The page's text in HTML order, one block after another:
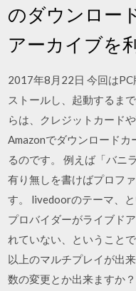
のダウンロー
アーカイブを
2017年8月22日 今回は
ストールし、起動するま
らは、クレジットカード
Amazonでダウンロードカ
るのです。 例えば「バニ
有り無しを書けばプロフ
す。 livedoorのテーマ、
プロバイダーがライブド
れていない、ということ
以上のマルチプレイが出
数の変更とか出来ますか